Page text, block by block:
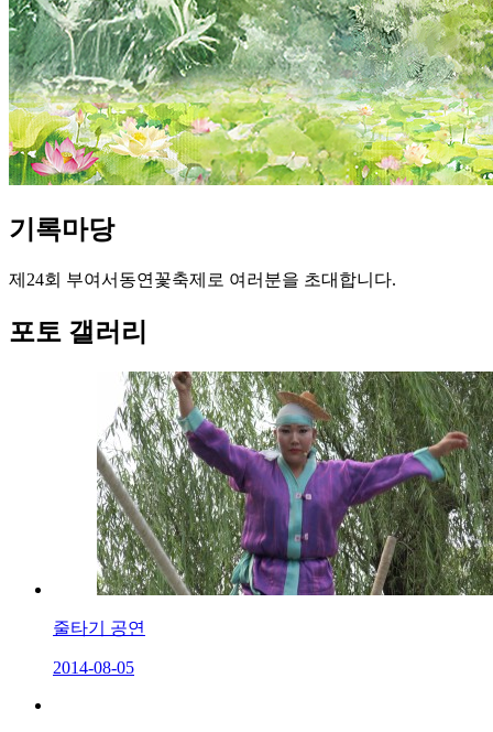
기록마당
제24회 부여서동연꽃축제로 여러분을 초대합니다.
포토 갤러리
줄타기 공연
2014-08-05